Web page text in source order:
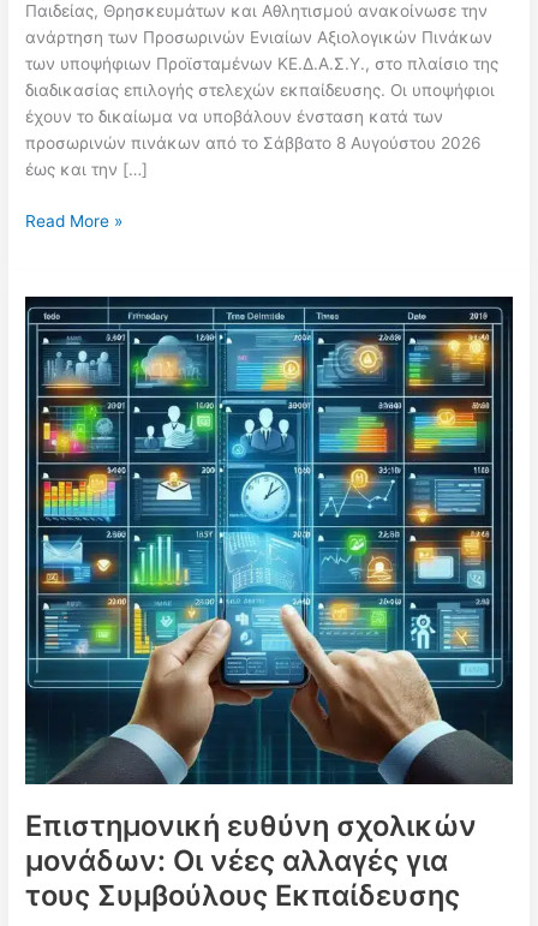
Παιδείας, Θρησκευμάτων και Αθλητισμού ανακοίνωσε την
ανάρτηση των Προσωρινών Ενιαίων Αξιολογικών Πινάκων
των υποψήφιων Προϊσταμένων ΚΕ.Δ.Α.Σ.Υ., στο πλαίσιο της
διαδικασίας επιλογής στελεχών εκπαίδευσης. Οι υποψήφιοι
έχουν το δικαίωμα να υποβάλουν ένσταση κατά των
προσωρινών πινάκων από το Σάββατο 8 Αυγούστου 2026
έως και την […]
Αναρτήθηκαν
πίνακες
υποψήφιων
Προϊσταμένων
ΚΕ.Δ.Α.Σ.Υ.
Έως
Αυγούστου
οι
ενστάσεις
Read More »
Επιστημονική ευθύνη σχολικών
μονάδων: Οι νέες αλλαγές για
τους Συμβούλους Εκπαίδευσης